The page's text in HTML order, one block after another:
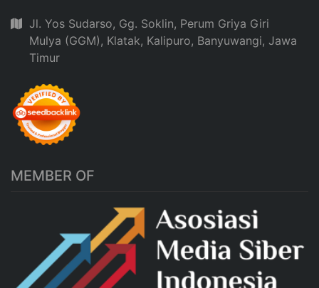
Jl. Yos Sudarso, Gg. Soklin, Perum Griya Giri
Mulya (GGM), Klatak, Kalipuro, Banyuwangi, Jawa
Timur
MEMBER OF